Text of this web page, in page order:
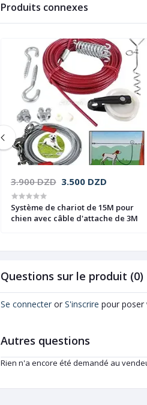
Produits connexes
3.900 DZD 3.500 DZD
Système de chariot de 15M pour
chien avec câble d'attache de 3M
Questions sur le produit (0)
Se connecteror S'inscrire pour poser
Autres questions
Rien n'a encore été demandé au